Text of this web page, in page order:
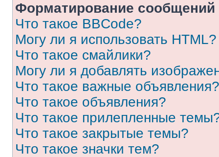
Форматирование
Что такое BBCode?
Могу ли я использовать HTML?
Что такое смайлики?
Могу ли я добавлять
Что такое важные объявления?
Что такое объявления?
Что такое прилепленные
Что такое закрытые темы?
Что такое значки тем?